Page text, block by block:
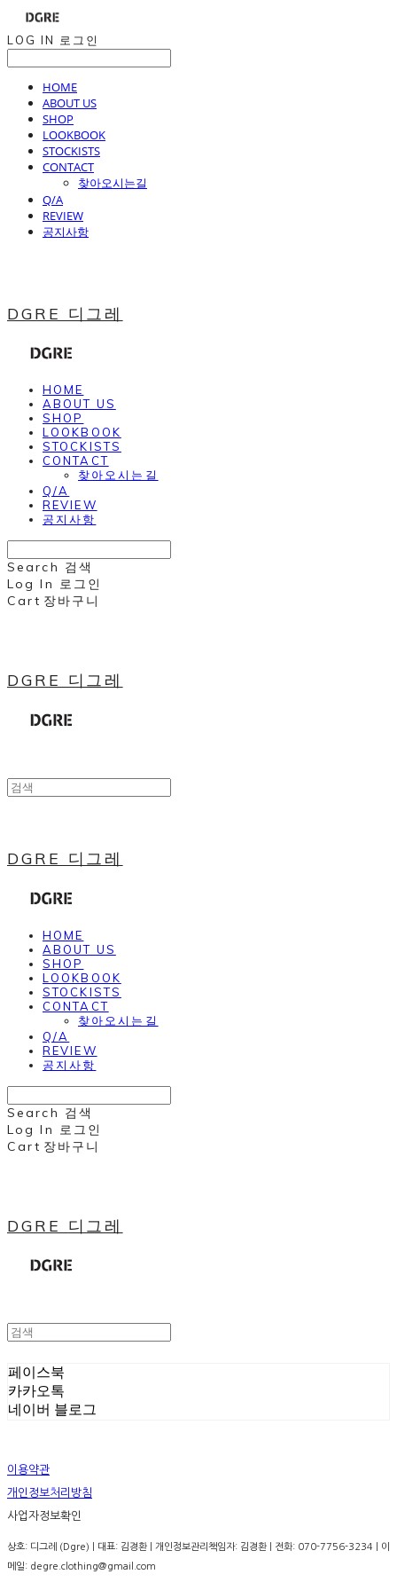
LOG IN 로그인
HOME
ABOUT US
SHOP
LOOKBOOK
STOCKISTS
CONTACT
찾아오시는길
Q/A
REVIEW
공지사항
DGRE 디그레
HOME
ABOUT US
SHOP
LOOKBOOK
STOCKISTS
CONTACT
찾아오시는길
Q/A
REVIEW
공지사항
Search 검색
Log In 로그인
Cart 장바구니
DGRE 디그레
DGRE 디그레
HOME
ABOUT US
SHOP
LOOKBOOK
STOCKISTS
CONTACT
찾아오시는길
Q/A
REVIEW
공지사항
Search 검색
Log In
로그인
Cart 장바구니
DGRE 디그레
페이스북
카카오톡
네이버 블로그
이용약관
개인정보처리방침
사업자정보확인
상호: 디그레 (Dgre) | 대표: 김경환 | 개인정보관리책임자: 김경환 | 전화: 070-7756-3234 | 이
메일: degre.clothing@gmail.com